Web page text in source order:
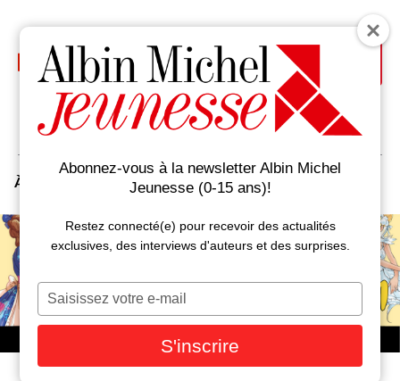
principal
À la Une Auteurs Livres
Abonnez-vous à la newsletter Albin Michel
Jeunesse (0-15 ans)!
Restez connecté(e) pour recevoir des actualités
exclusives, des interviews d'auteurs et des surprises.
Saisissez
votre
e-
S'inscrire